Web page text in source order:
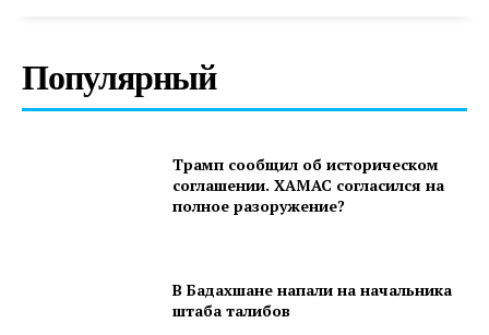
Популярный
Трамп сообщил об историческом
соглашении. ХАМАС согласился на
полное разоружение?
В Бадахшане напали на начальника
штаба талибов